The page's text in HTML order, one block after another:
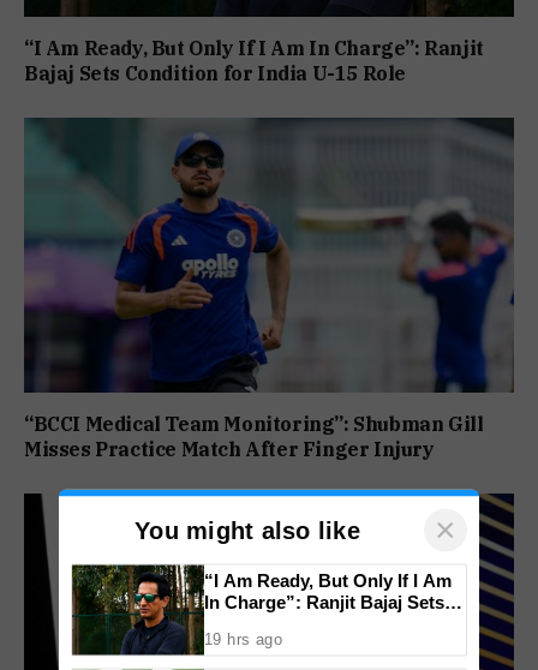
“I Am Ready, But Only If I Am In Charge”: Ranjit
Bajaj Sets Condition for India U-15 Role
“BCCI Medical Team Monitoring”: Shubman Gill
Misses Practice Match After Finger Injury
You might also like ×
“I Am Ready, But Only If I Am
In Charge”: Ranjit Bajaj Sets
19 hrs ago